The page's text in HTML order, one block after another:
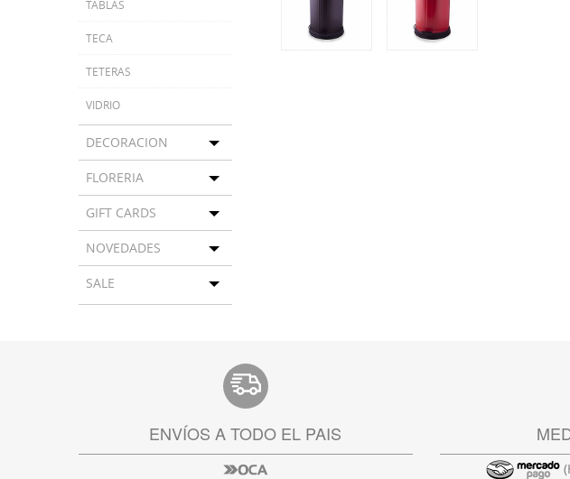
TABLAS
TECA
TETERAS
VIDRIO
DECORACION Toggle menu
FLORERIA Toggle menu
GIFT CARDS Toggle menu
NOVEDADES Toggle menu
SALE Toggle menu
ENVÍOS A TODO EL PAIS